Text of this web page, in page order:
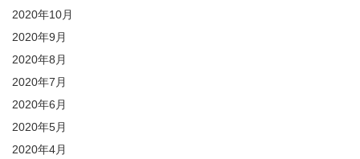
2020年10月
2020年9月
2020年8月
2020年7月
2020年6月
2020年5月
2020年4月